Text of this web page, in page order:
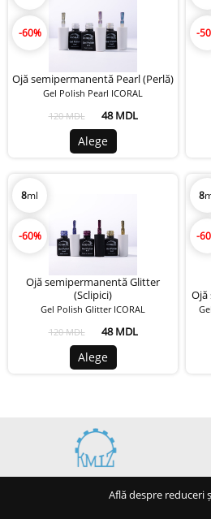
-60%
Ojă semipermanentă Pearl (Perlă)
Gel Polish Pearl ICORAL
120 MDL
48 MDL
Alege
-
8ml
-60%
Ojă semipermanentă Glitter
(Sclipici)
Gel Polish Glitter ICORAL
120 MDL
48 MDL
Alege
8
-
Ojă
Află despre reduceri